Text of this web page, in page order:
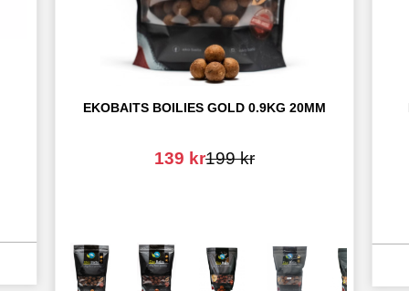
EKOBAITS BOILIES GOLD 0.9KG 20MM
139 kr199kr